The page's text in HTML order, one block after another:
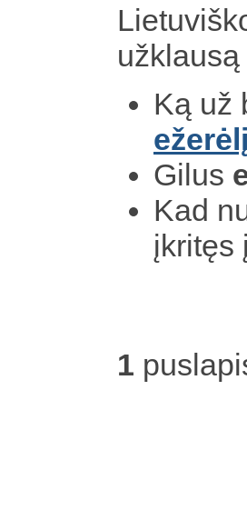
užklausą
Ką už
ežerėlį
Gilus
Kad
įkritęs į
1